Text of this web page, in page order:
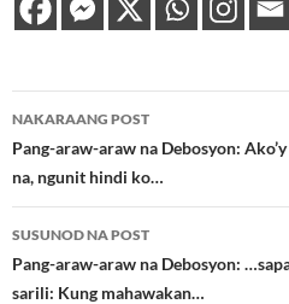
Post
navigation
NAKARAANG POST
Pang-araw-araw na Debosyon:
na, ngunit hindi ko…
SUSUNOD NA POST
Pang-araw-araw na Debosyon:
sarili: Kung mahawakan…